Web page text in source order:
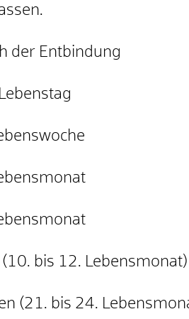
der Entbindung
bis 12. Lebensmonat)
(21. bis 24.